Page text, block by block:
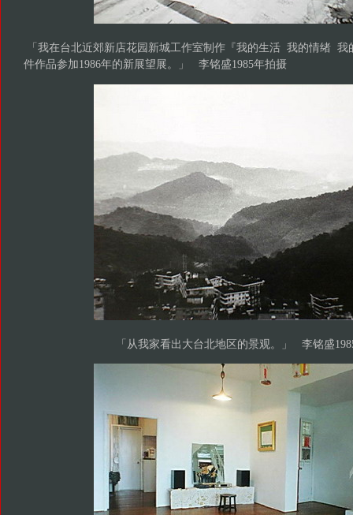
「我在台北近郊新店花园新城工作室制作『我的生活 我的情绪 我
件作品参加1986年的新展望展。」 李铭盛1985年拍摄
「从我家看出大台北地区的景观。」 李铭盛